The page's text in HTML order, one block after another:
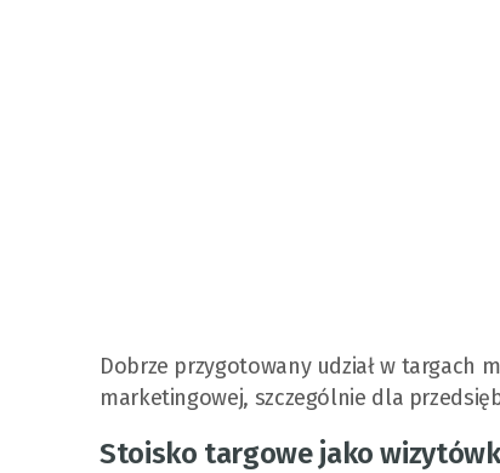
Dobrze przygotowany udział w targach
marketingowej, szczególnie dla
Stoisko targowe jako